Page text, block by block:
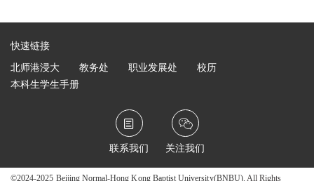
快速链接
北师港浸大 教务处 职业发展处
校历
本科生学生手册
联系我们 关注我们
©2024-2025 Beijing Normal-Hong Kong Baptist University(BNBU). All Rights